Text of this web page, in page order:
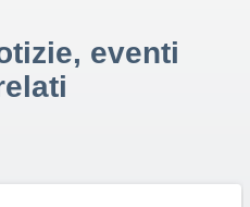
eventi